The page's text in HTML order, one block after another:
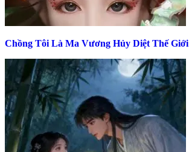
Chồng Tôi Là Ma Vương Hủy Diệt Thế Giới